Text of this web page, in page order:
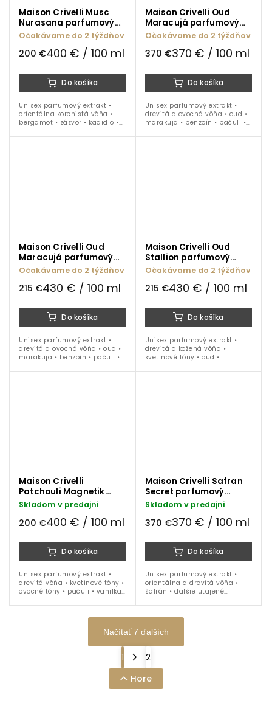
Maison Crivelli Musc
Nurasana parfumový
extrakt 50 ml
Očakávame do 2 týždňov
200 €400 € / 100 ml
Do košíka
Unisex parfumový extrakt •
orientálna korenistá vôňa •
bergamot • zázvor • kadidlo •
borovicová živica • ideálne na
Maison Crivelli Oud
Maracujá parfumový
extrakt 100 ml
Očakávame do 2 týždňov
370 €370 € / 100 ml
Do košíka
Unisex parfumový extrakt •
drevitá a ovocná vôňa • oud •
marakuja • benzoín • pačuli •
ml
Maison Crivelli Oud
Maracujá parfumový
extrakt 50 ml
Očakávame do 2 týždňov
215 €430 € / 100 ml
Do košíka
Unisex parfumový extrakt •
drevitá a ovocná vôňa • oud •
marakuja • benzoín • pačuli •
ml
Maison Crivelli Oud
Stallion parfumový
extrakt 50 ml
Očakávame do 2 týždňov
215 €430 € / 100 ml
Do košíka
Unisex parfumový extrakt •
drevitá a kožená vôňa •
kvetinové tóny • oud •
jeseň • zima • jar • 50 ml
Maison Crivelli
Patchouli Magnetik
parfumový extrakt 50
Skladom v predajni
200 €400 € / 100 ml
Do košíka
Unisex parfumový extrakt •
drevitá vôňa • kvetinové tóny •
ovocné tóny • pačuli • vanilka
Maison Crivelli Safran
Secret parfumový
extrakt 100 ml
Skladom v predajni
370 €370 € / 100 ml
Do košíka
Unisex parfumový extrakt •
orientálna a drevitá vôňa •
šafrán • ďalšie utajené
100 ml
Načítať 7 ďalších
1
2
Hore